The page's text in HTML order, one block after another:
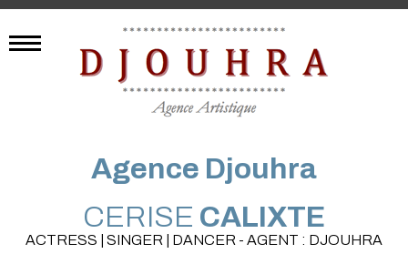
Agence Djouhra
CERISE CALIXTE
ACTRESS | SINGER | DANCER - AGENT : DJOUHRA